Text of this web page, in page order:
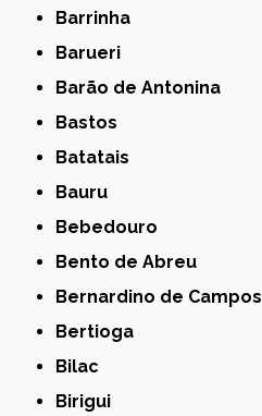
Barrinha
Barueri
Barão de Antonina
Bastos
Batatais
Bauru
Bebedouro
Bento de Abreu
Bernardino de Campos
Bertioga
Bilac
Birigui